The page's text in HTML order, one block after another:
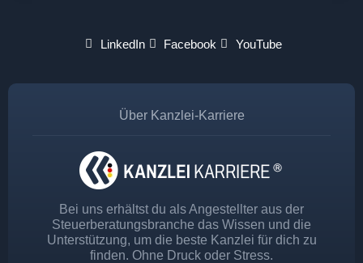
LinkedIn Facebook YouTube
Über Kanzlei-Karriere
Bei uns erhältst du als Angestellter aus der
Steuerberatungsbranche das Wissen und die
Unterstützung, um die beste Kanzlei für dich zu
finden. Ohne Druck oder Stress.